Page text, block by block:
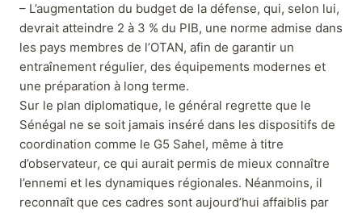
– L’augmentation du budget de la défense, qui, selon lui,
devrait atteindre 2 à 3 % du PIB, une norme admise dans
les pays membres de l’OTAN, afin de garantir un
entraînement régulier, des équipements modernes et
une préparation à long terme.
Sur le plan diplomatique, le général regrette que le
Sénégal ne se soit jamais inséré dans les dispositifs de
coordination comme le G5 Sahel, même à titre
d’observateur, ce qui aurait permis de mieux connaître
l’ennemi et les dynamiques régionales. Néanmoins, il
reconnaît que ces cadres sont aujourd’hui affaiblis par